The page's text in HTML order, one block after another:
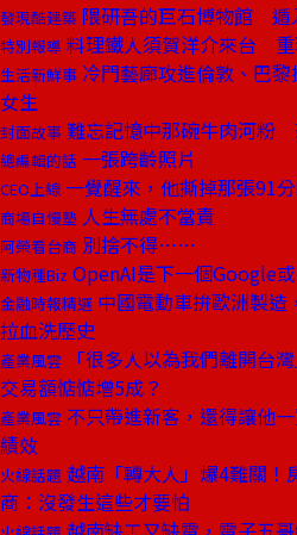
發現酷建築 隈研吾的巨石博物館 遁
特別報導 料理鐵人須賀洋介來台
生活新鮮事 冷門藝廊攻進倫敦、巴
女生
封面故事 難忘記憶中那碗牛肉河粉
總編輯的話 一張跨齡照片
CEO上線 一覺醒來，他撕掉那張91
商場自慢塾 人生無處不當責
阿榮看台商 別捨不得⋯⋯
新物種Biz OpenAI是下一個Google
金融時報精選 中國電動車拚歐洲製造
拉血洗歷史
產業風雲
「很多人以為我們離開台
交易額惦惦增5成？
產業風雲 不只帶進新客，還得讓他
績效
火線話題 越南「轉大人」爆4難關
商：沒發生這些才要怕